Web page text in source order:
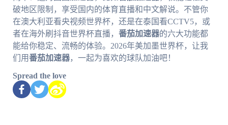
破地区限制，享受国内的体育直播和中文解说。不管你
在澳大利亚看央视频世界杯，还是在泰国看CCTV5，或
者在海外刷抖音世界杯直播， 番茄加速器的六大功能都
能给你稳定、流畅的体验。2026年美加墨世界杯，让我
们用番茄加速器，一起为喜欢的球队加油吧！
Spread the love